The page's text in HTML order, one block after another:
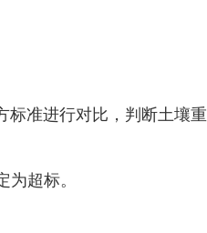
准进行对比，判断土壤重
超标。